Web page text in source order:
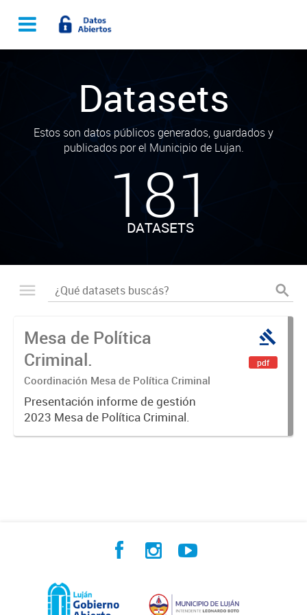
Datasets
Estos son datos públicos generados, guardados y
publicados por el Municipio de Lujan.
181
DATASETS
Mesa de Política
Criminal.
Coordinación Mesa de Política Criminal
Presentación informe de gestión
2023 Mesa de Política Criminal.
pdf